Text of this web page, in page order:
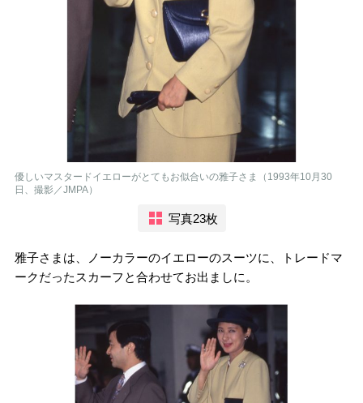
優しいマスタードイエローがとてもお似合いの雅子さま（1993年10月30
日、撮影／JMPA）
写真23枚
雅子さまは、ノーカラーのイエローのスーツに、トレードマ
ークだったスカーフと合わせてお出ましに。